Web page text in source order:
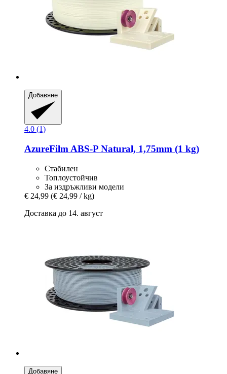
Добавяне
4.0 (1)
AzureFilm ABS-​P Natural, 1,75mm (1 kg)
Стабилен
Топлоустойчив
За издръжливи модели
€ 24,99 (€ 24,99 / kg)
Доставка до 14. август
Добавяне